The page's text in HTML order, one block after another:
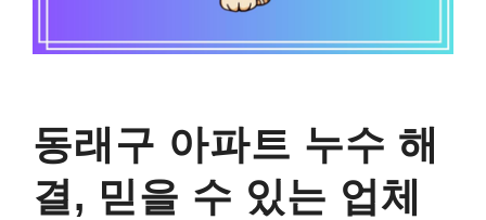
동래구 아파트 누수 해
결, 믿을 수 있는 업체